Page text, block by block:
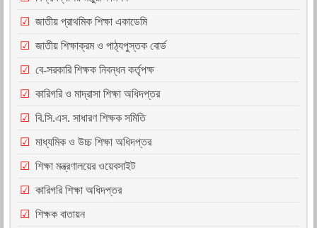
জাতীয় প্রাথমিক শিক্ষা একাডেমি
জাতীয় শিক্ষাক্রম ও পাঠ্যপুস্তক বোর্ড
বে-সরকারি শিক্ষক নিবন্ধন কর্তৃপক্ষ
কারিগরি ও মাদ্রাসা শিক্ষা অধিদপ্তর
বি.সি.এস. সাধারণ শিক্ষক সমিতি
মাধ্যমিক ও উচ্চ শিক্ষা অধিদপ্তর
শিক্ষা মন্ত্রণালয়ের ওয়েবসাইট
কারিগরি শিক্ষা অধিদপ্তর
শিক্ষক বাতায়ন